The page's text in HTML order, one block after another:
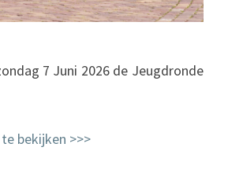
7 Juni 2026 de Jeugdronde
bekijken >>>